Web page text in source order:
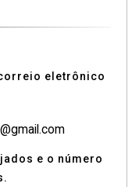
eletrônico
e o número